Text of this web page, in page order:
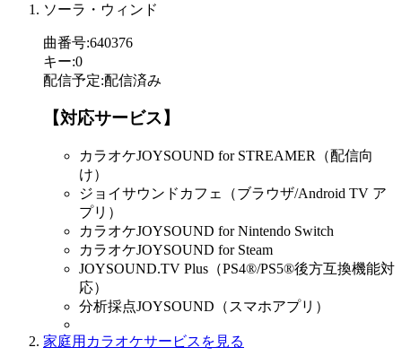
ソーラ・ウィンド
曲番号:640376
キー:0
配信予定:配信済み
【対応サービス】
カラオケJOYSOUND for STREAMER（配信向
け）
ジョイサウンドカフェ（ブラウザ/Android TV ア
プリ）
カラオケJOYSOUND for Nintendo Switch
カラオケJOYSOUND for Steam
JOYSOUND.TV Plus（PS4®/PS5®後方互換機能対
応）
分析採点JOYSOUND（スマホアプリ）
家庭用カラオケサービスを見る